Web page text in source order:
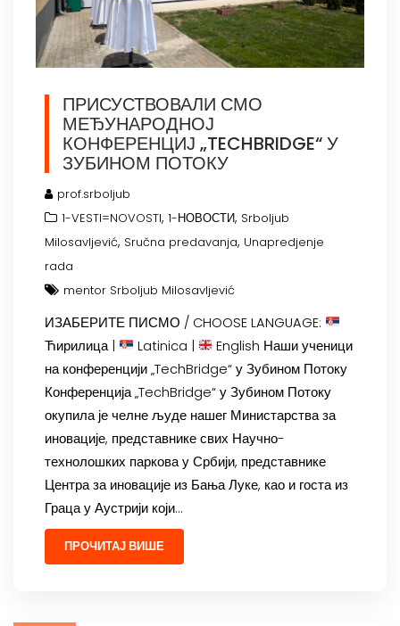
ПРИСУСТВОВАЛИ СМО
МЕЂУНАРОДНОЈ
КОНФЕРЕНЦИЈ „TECHBRIDGE“ У
ЗУБИНОМ ПОТОКУ
prof.srboljub
1-VESTI=NOVOSTI, 1-НОВОСТИ, Srboljub
Milosavljević, Sručna predavanja, Unapredjenje
rada
mentor Srboljub Milosavljević
ИЗАБЕРИТЕ ПИСМО / CHOOSE LANGUAGE:
Ћирилица |
Latinica |
English Наши ученици
на конференцији „TechBridge“ у Зубином Потоку
Конференција „TechBridge“ у Зубином Потоку
окупила је челне људе нашег Министарства за
иновације, представнике свих Научно-
технолошких паркова у Србији, представнике
Центра за иновације из Бања Луке, као и госта из
Граца у Аустрији који…
ПРОЧИТАЈ ВИШЕ